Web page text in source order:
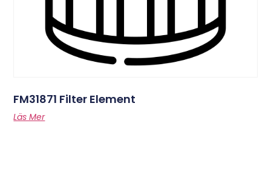
FM31871 Filter Element
Läs Mer